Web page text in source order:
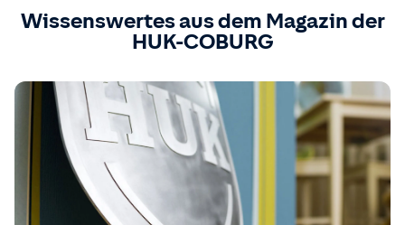
Wissenswertes aus dem Magazin der
HUK-COBURG